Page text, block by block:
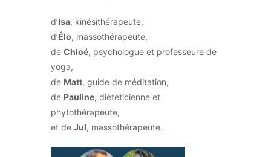
d’Isa, kinésithérapeute,
d’Élo, massothérapeute,
de Chloé, psychologue et professeure de
yoga,
de Matt, guide de méditation,
de Pauline, diététicienne et
phytothérapeute,
et de Jul, massothérapeute.